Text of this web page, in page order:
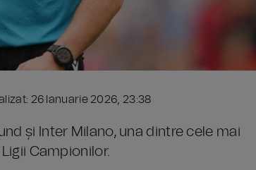
26 Ianuarie 2026, 23:38
și Inter Milano, una dintre cele mai
Campionilor.